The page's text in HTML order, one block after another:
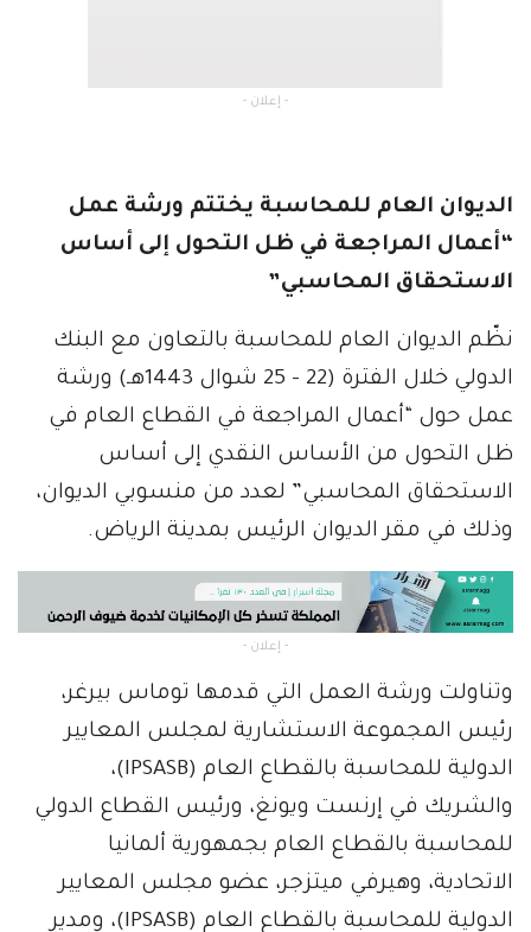
- إعلان -
الديوان العام للمحاسبة يختتم ورشة عمل
“أعمال المراجعة في ظل التحول إلى أساس
الاستحقاق المحاسبي”
نظّم الديوان العام للمحاسبة بالتعاون مع البنك
الدولي خلال الفترة (22 – 25 شوال 1443هـ) ورشة
عمل حول “أعمال المراجعة في القطاع العام في
ظل التحول من الأساس النقدي إلى أساس
الاستحقاق المحاسبي” لعدد من منسوبي الديوان،
وذلك في مقر الديوان الرئيس بمدينة الرياض.
- إعلان -
وتناولت ورشة العمل التي قدمها توماس بيرغر،
رئيس المجموعة الاستشارية لمجلس المعايير
الدولية للمحاسبة بالقطاع العام (IPSASB)،
والشريك في إرنست ويونغ، ورئيس القطاع الدولي
للمحاسبة بالقطاع العام بجمهورية ألمانيا
الاتحادية، وهيرفي ميتزجر، عضو مجلس المعايير
الدولية للمحاسبة بالقطاع العام (IPSASB)، ومدير